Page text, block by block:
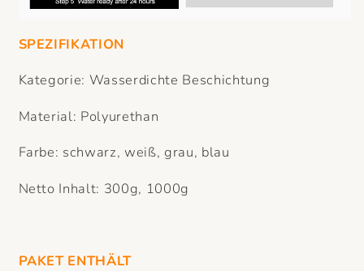
SPEZIFIKATION
Kategorie: Wasserdichte Beschichtung
Material: Polyurethan
Farbe: schwarz, weiß, grau, blau
Netto Inhalt: 300g, 1000g
PAKET ENTHÄLT